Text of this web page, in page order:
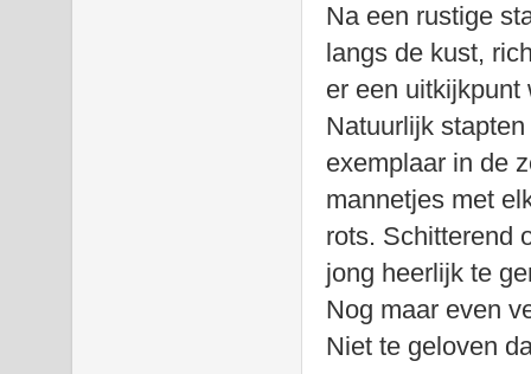
Na een rustige
langs de kust,
er een uitkijkpunt
Natuurlijk
exemplaar in de
mannetjes met
rots. Schitterend
jong heerlijk te
Nog maar even
Niet te geloven